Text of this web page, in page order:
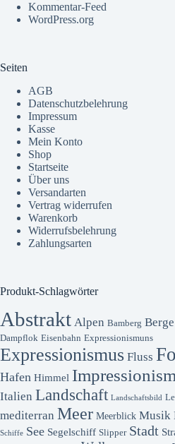
Kommentar-Feed
WordPress.org
Seiten
AGB
Datenschutzbelehrung
Impressum
Kasse
Mein Konto
Shop
Startseite
Über uns
Versandarten
Vertrag widerrufen
Warenkorb
Widerrufsbelehrung
Zahlungsarten
Produkt-Schlagwörter
Abstrakt Alpen Bamberg Berge
Dampflok Eisenbahn Expressionismuns
Expressionismus Fluss
Hafen Himmel
Italien Landschaft Landschaftsbild
mediterran Meer Meerblick Musik
Schiffe See Segelschiff Slipper Stadt